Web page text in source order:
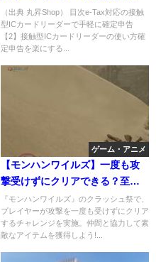
費還付！節税
（出典 丸昇Shop） 目次e-Tax対応の接触
型ICカードリーダーで手軽に確定申告
【2】接触型ICカードリーダーの使い方確
定申告を楽にする...
ゲーム・アニメ
【モンハンワイルズ】一度も攻
撃受けずにクリアできる？至難
のチャレンジ実行したプレイヤ
ー
『モンハンワイルズ』のクラッシュ祭で、
プレイヤーが攻撃を一度も受けずにクリア
するチャレンジを実施。仲間と協力して素
敵なアイテムを獲得しよう!...